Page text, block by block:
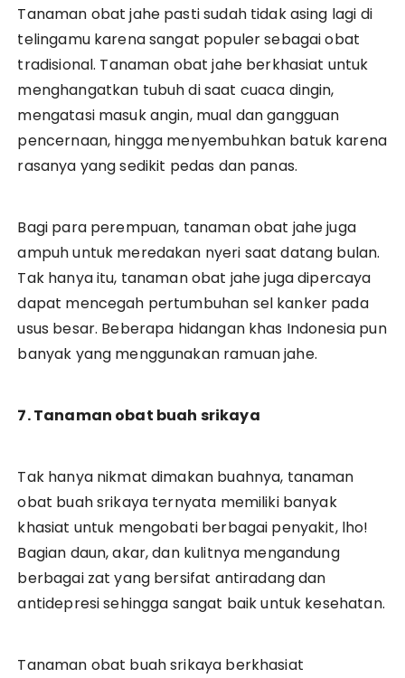
Tanaman obat jahe pasti sudah tidak asing lagi di
telingamu karena sangat populer sebagai obat
tradisional. Tanaman obat jahe berkhasiat untuk
menghangatkan tubuh di saat cuaca dingin,
mengatasi masuk angin, mual dan gangguan
pencernaan, hingga menyembuhkan batuk karena
rasanya yang sedikit pedas dan panas.
Bagi para perempuan, tanaman obat jahe juga
ampuh untuk meredakan nyeri saat datang bulan.
Tak hanya itu, tanaman obat jahe juga dipercaya
dapat mencegah pertumbuhan sel kanker pada
usus besar. Beberapa hidangan khas Indonesia pun
banyak yang menggunakan ramuan jahe.
7. Tanaman obat buah srikaya
Tak hanya nikmat dimakan buahnya, tanaman
obat buah srikaya ternyata memiliki banyak
khasiat untuk mengobati berbagai penyakit, lho!
Bagian daun, akar, dan kulitnya mengandung
berbagai zat yang bersifat antiradang dan
antidepresi sehingga sangat baik untuk kesehatan.
Tanaman obat buah srikaya berkhasiat